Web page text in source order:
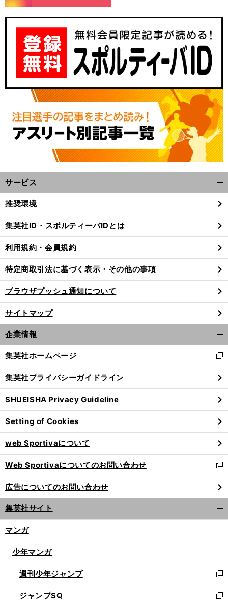
サービス
閉
る
推奨環境
集英社ID・スポルティーバIDとは
利用規約・会員規約
特定商取引法に基づく表示・その他の事項
ブラウザプッシュ通知について
サイトマップ
企業情報
閉
る
集英社ホームページ
新
し
い
ウ
ィ
ン
ド
ウ
で
開
く
集英社プライバシーガイドライン
SHUEISHA Privacy Guideline
Setting of Cookies
web Sportivaについて
Web Sportivaについてのお問い合わせ
新
し
い
ウ
ィ
ン
ウ
開
く
広告についてのお問い合わせ
集英社サイト
マンガ
少年マンガ
週刊少年ジャンプ
新
し
い
ジャンプSQ
新